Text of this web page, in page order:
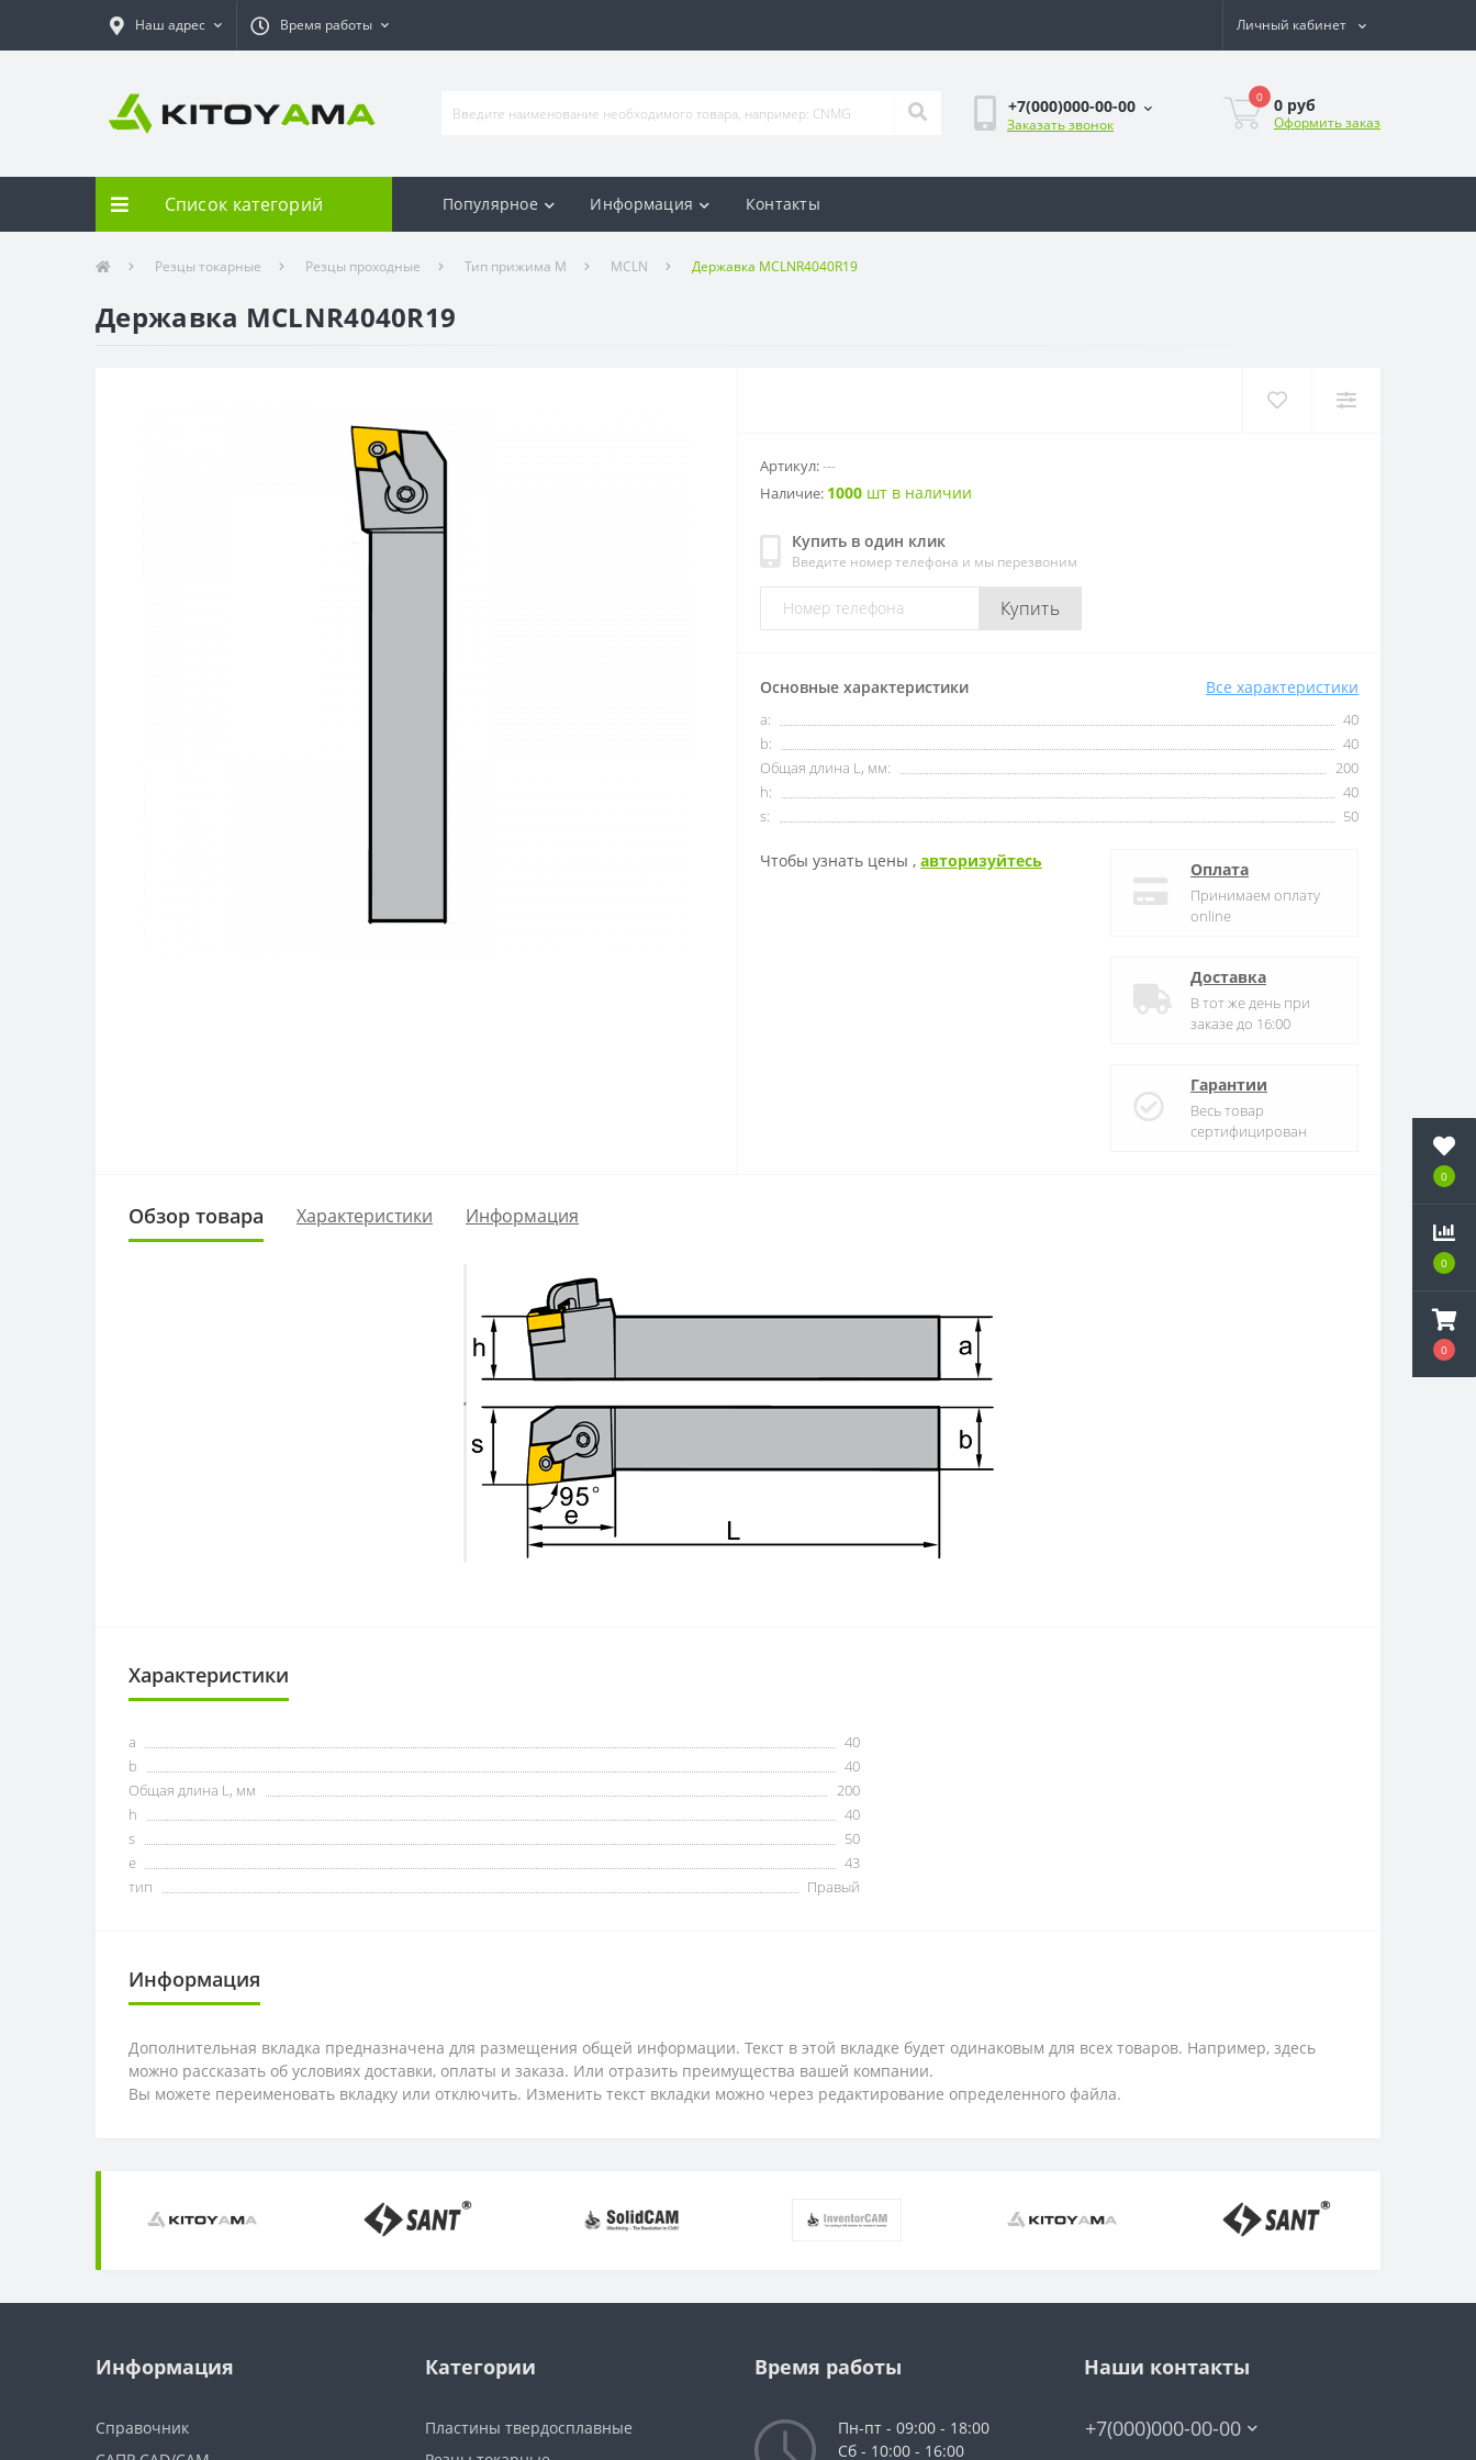
0
0
0
Наш адрес Время работы Личный кабинет
+7(000)000-00-00
Заказать звонок
0 0 руб
Оформить заказ
Список категорий Популярное Информация Контакты
Резцы токарные Резцы проходные Тип прижима M MCLN Державка MCLNR4040R19
Державка MCLNR4040R19
Артикул:---
Наличие: 1000 шт в наличии
Купить в один клик
Введите номер телефона и мы перезвоним
Купить
Основные характеристики Все характеристики
a:
40
b:
40
Общая длина L, мм:
200
h:
40
s:
50
Чтобы узнать цены , авторизуйтесь Оплата
Принимаем оплату
online
Доставка
В тот же день при
заказе до 16:00
Гарантии
Весь товар
сертифицирован
Обзор товара Характеристики Информация
Характеристики
a
40
b
40
Общая длина L, мм
200
h
40
s
50
e
43
тип
Правый
Информация
Дополнительная вкладка предназначена для размещения общей информации. Текст в этой вкладке будет одинаковым для всех товаров. Например, здесь
можно рассказать об условиях доставки, оплаты и заказа. Или отразить преимущества вашей компании.
Вы можете переименовать вкладку или отключить. Изменить текст вкладки можно через редактирование определенного файла.
Информация
Справочник
Категории
Пластины твердосплавные
Время работы
Пн-пт - 09:00 - 18:00
Сб - 10:00 - 16:00
Наши контакты
+7(000)000-00-00